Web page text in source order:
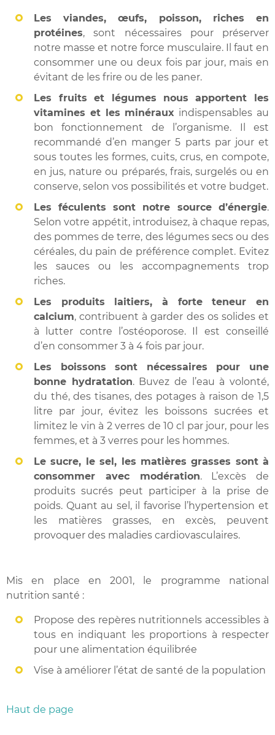
Les viandes, œufs, poisson, riches en
protéines, sont nécessaires pour préserver
notre masse et notre force musculaire. Il faut en
consommer une ou deux fois par jour, mais en
évitant de les frire ou de les paner.
Les fruits et légumes
nous apportent les
vitamines et les minéraux indispensables au
bon fonctionnement de l’organisme. Il est
recommandé d’en manger 5 parts par jour et
sous toutes les formes, cuits, crus, en compote,
en jus, nature ou préparés, frais, surgelés ou en
conserve, selon vos possibilités et votre budget.
Les féculents
sont notre source d’énergie.
Selon votre appétit, introduisez, à chaque repas,
des pommes de terre, des légumes secs ou des
céréales, du pain de préférence complet. Evitez
les sauces ou les accompagnements trop
riches.
Les produits laitiers, à forte teneur en
calcium, contribuent à garder des os solides et
à lutter contre l’ostéoporose. Il est conseillé
d’en consommer 3 à 4 fois par jour.
Les boissons sont nécessaires pour une
bonne hydratation. Buvez de l’eau à volonté,
du thé, des tisanes, des potages à raison de 1,5
litre par jour, évitez les boissons sucrées et
limitez le vin à 2 verres de 10 cl par jour, pour les
femmes, et à 3 verres pour les hommes.
Le sucre, le sel, les matières grasses sont à
consommer avec modération. L’excès de
produits sucrés peut participer à la prise de
poids. Quant au sel, il favorise l’hypertension et
les matières grasses, en excès, peuvent
provoquer des maladies cardiovasculaires.
Mis en place en 2001, le programme national
nutrition santé :
Propose des repères nutritionnels accessibles à
tous en indiquant les proportions à respecter
pour une alimentation équilibrée
Vise à améliorer l’état de santé de la population
Haut de page